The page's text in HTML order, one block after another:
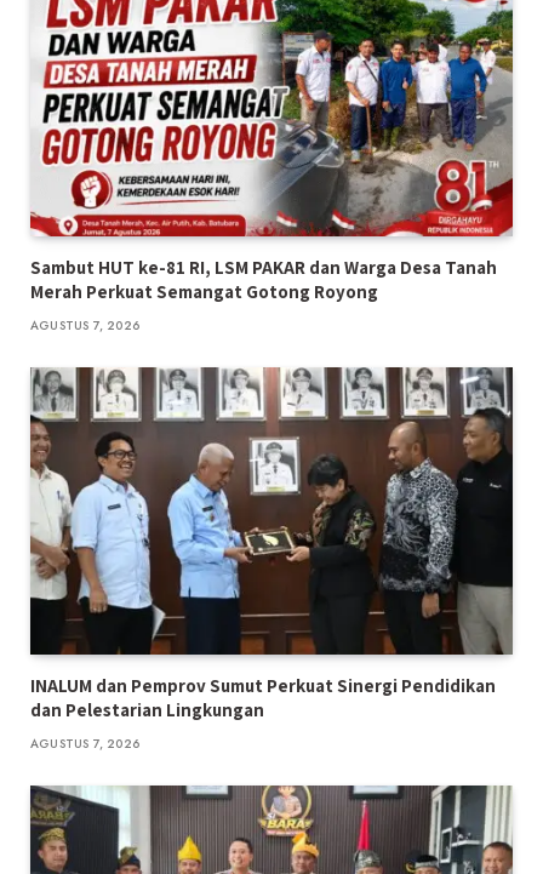
Sambut HUT ke-81 RI, LSM PAKAR dan Warga Desa Tanah
Merah Perkuat Semangat Gotong Royong
AGUSTUS 7, 2026
INALUM dan Pemprov Sumut Perkuat Sinergi Pendidikan
dan Pelestarian Lingkungan
AGUSTUS 7, 2026